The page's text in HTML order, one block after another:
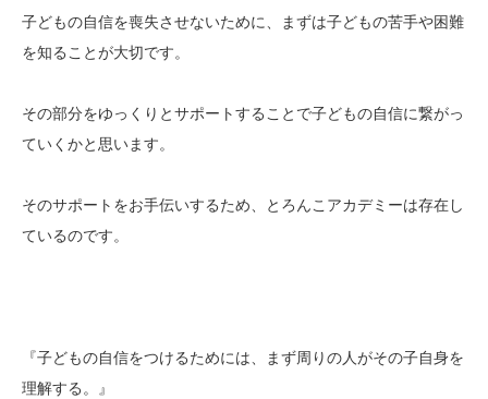
子どもの自信を喪失させないために、まずは子どもの苦手や困難
を知ることが大切です。
その部分をゆっくりとサポートすることで子どもの自信に繋がっ
ていくかと思います。
そのサポートをお手伝いするため、とろんこアカデミーは存在し
ているのです。
『子どもの自信をつけるためには、まず周りの人がその子自身を
理解する。』